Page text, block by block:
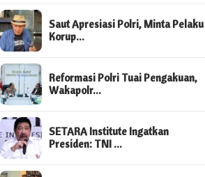
Saut Apresiasi Polri, Minta Pelaku
Korup…
Reformasi Polri Tuai Pengakuan,
Wakapolr…
SETARA Institute Ingatkan
Presiden: TNI …